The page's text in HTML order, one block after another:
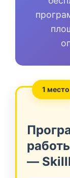
1 место
—